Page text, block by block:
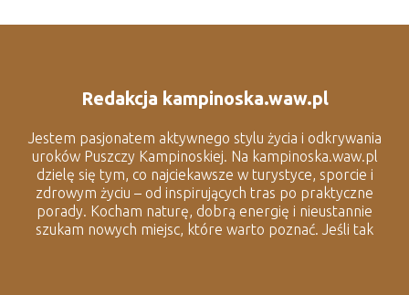
Redakcja kampinoska.waw.pl
Jestem pasjonatem aktywnego stylu życia i odkrywania
uroków Puszczy Kampinoskiej. Na kampinoska.waw.pl
dzielę się tym, co najciekawsze w turystyce, sporcie i
zdrowym życiu – od inspirujących tras po praktyczne
porady. Kocham naturę, dobrą energię i nieustannie
szukam nowych miejsc, które warto poznać. Jeśli tak